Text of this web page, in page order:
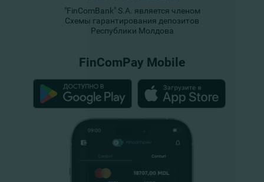
"FinComBank" S.A. является членом
Схемы гарантирования депозитов
Республики Молдова
FinComPay Mobile